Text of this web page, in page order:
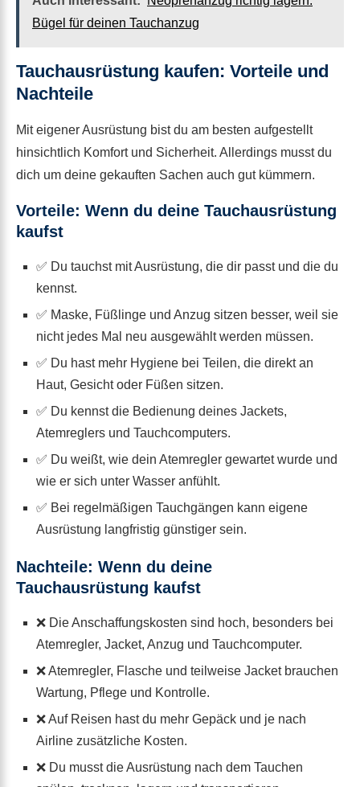
Bügel für deinen Tauchanzug
Tauchausrüstung kaufen: Vorteile und
Nachteile
Mit eigener Ausrüstung bist du am besten aufgestellt
hinsichtlich Komfort und Sicherheit. Allerdings musst du
dich um deine gekauften Sachen auch gut kümmern.
Vorteile: Wenn du deine Tauchausrüstung
kaufst
✅ Du tauchst mit Ausrüstung, die dir passt und die du
kennst.
✅ Maske, Füßlinge und Anzug sitzen besser, weil sie
nicht jedes Mal neu ausgewählt werden müssen.
✅ Du hast mehr Hygiene bei Teilen, die direkt an
Haut, Gesicht oder Füßen sitzen.
✅ Du kennst die Bedienung deines Jackets,
Atemreglers und Tauchcomputers.
✅ Du weißt, wie dein Atemregler gewartet wurde und
wie er sich unter Wasser anfühlt.
✅ Bei regelmäßigen Tauchgängen kann eigene
Ausrüstung langfristig günstiger sein.
Nachteile: Wenn du deine
Tauchausrüstung kaufst
❌ Die Anschaffungskosten sind hoch, besonders bei
Atemregler, Jacket, Anzug und Tauchcomputer.
❌ Atemregler, Flasche und teilweise Jacket brauchen
Wartung, Pflege und Kontrolle.
❌ Auf Reisen hast du mehr Gepäck und je nach
Airline zusätzliche Kosten.
❌ Du musst die Ausrüstung nach dem Tauchen